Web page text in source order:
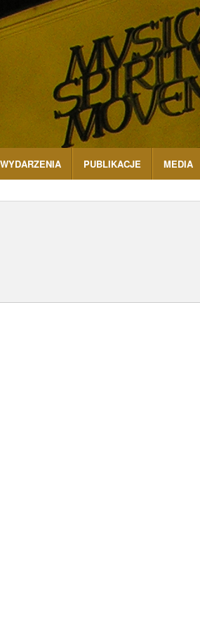
WYDARZENIA PUBLIKACJE MEDIA